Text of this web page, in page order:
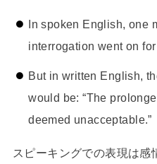
In spoken English, one
interrogation went on
But in written English,
would be: “The
deemed unacceptable.”
スピーキングでの表現は感